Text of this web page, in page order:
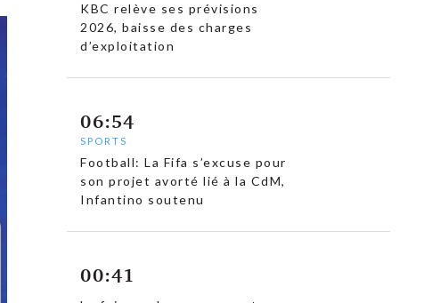
KBC relève ses prévisions
2026, baisse des charges
d’exploitation
06:54
SPORTS
Football: La Fifa s’excuse pour
son projet avorté lié à la CdM,
Infantino soutenu
00:41